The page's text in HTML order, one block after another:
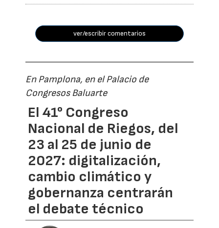
ver/escribir comentarios
En Pamplona, en el Palacio de
Congresos Baluarte
El 41° Congreso
Nacional de Riegos, del
23 al 25 de junio de
2027: digitalización,
cambio climático y
gobernanza centrarán
el debate técnico